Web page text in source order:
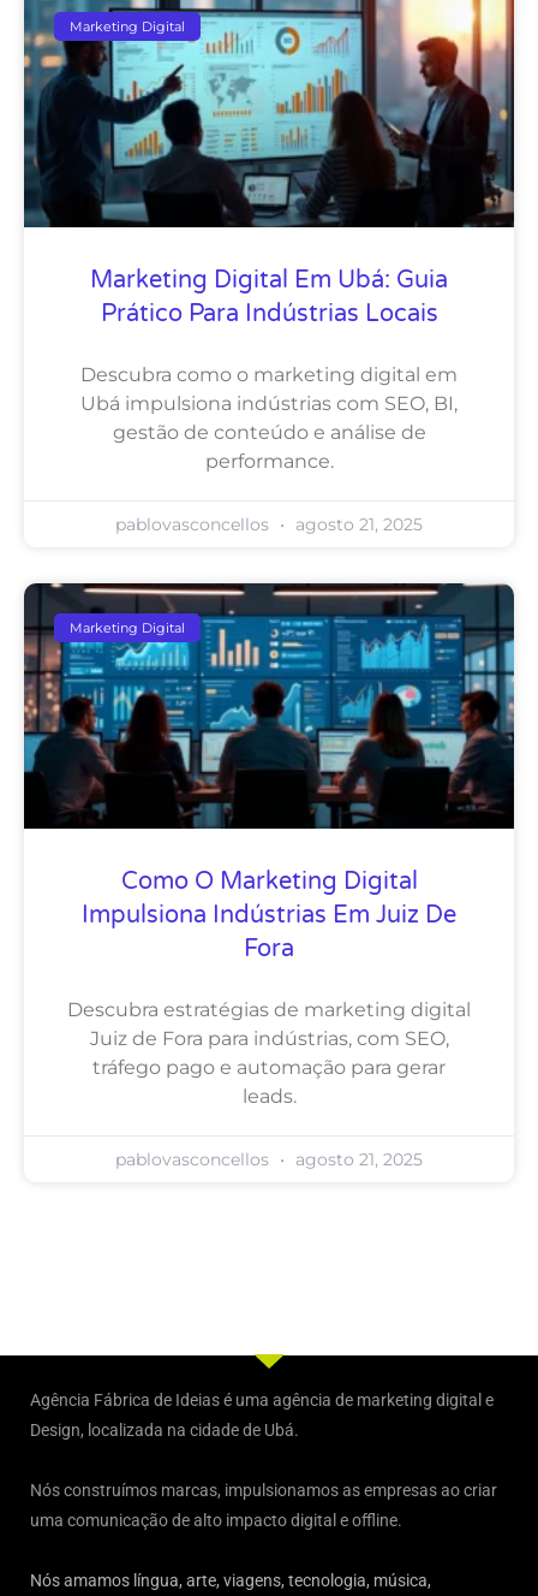
Marketing Digital
Marketing Digital Em Ubá: Guia
Prático Para Indústrias Locais
Descubra como o marketing digital em
Ubá impulsiona indústrias com SEO, BI,
gestão de conteúdo e análise de
performance.
pablovasconcellos agosto 21, 2025
Marketing Digital
Como O Marketing Digital
Impulsiona Indústrias Em Juiz De
Fora
Descubra estratégias de marketing digital
Juiz de Fora para indústrias, com SEO,
tráfego pago e automação para gerar
leads.
pablovasconcellos agosto 21, 2025
Agência Fábrica de Ideias é uma agência de marketing digital e
Design, localizada na cidade de Ubá.
Nós construímos marcas, impulsionamos as empresas ao criar
uma comunicação de alto impacto digital e offline.
Nós amamos língua, arte, viagens, tecnologia, música,